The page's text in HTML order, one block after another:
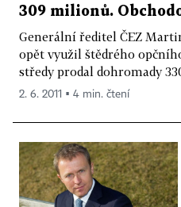
309 milionů.
Generální ředitel ČEZ
opět využil štědrého
středy prodal dohromady
2. 6. 2011 ▪ 4 min. čtení